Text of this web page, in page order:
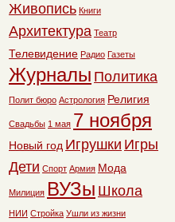
Живопись Книги
Архитектура Театр
Телевидение Радио Газеты
Журналы Политика
Полит бюро Астрология Религия
Свадьбы 1 мая 7 ноября
Новый год Игрушки Игры
Дети Спорт Армия Мода
Милиция ВУЗы Школа
НИИ Стройка Ушли из жизни